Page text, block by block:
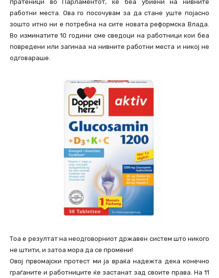
пратеници во Парламентот, ќе беа убиени на нивните
работни места. Ова го посочувам за да стане уште појасно
зошто итно ни е потребна на сите новата реформска Влада.
Во изминатите 10 години сме сведоци на работници кои беа
повредени или загинаа на нивните работни места и никој не
одговараше.
Тоа е резултат на неодговорниот државен систем што никого
не штити, и затоа мора да се промени!
Овој првомајски протест ми ја враќа надежта дека конечно
граѓаните и работниците ќе застанат зад своите права. На 11